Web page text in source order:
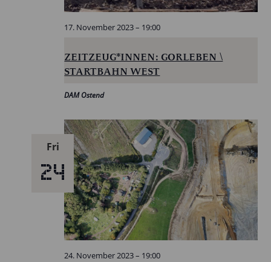
ZEITZEUG*INNEN: GORLEBEN \
STARTBAHN WEST
17. November 2023 – 19:00
DAM Ostend
Fri
24
24. November 2023 – 19:00